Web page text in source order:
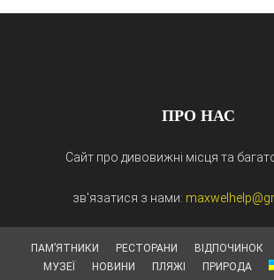
ПРО НАС
Сайт про дивовижні місця та
зв'язатися з нами:
ПАМ’ЯТНИКИ РЕСТОРАНИ ВІДПОЧИНОК
МУЗЕЇ
НОВИНИ ПЛЯЖІ ПРИРОДА